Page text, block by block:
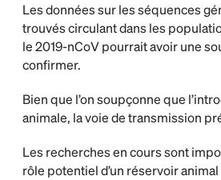
Les données sur les séquences
trouvés circulant dans les
le 2019-nCoV pourrait avoir une
confirmer.
Bien que l’on soupçonne que
animale, la voie de transmission
Les recherches en cours sont
rôle potentiel d’un réservoir